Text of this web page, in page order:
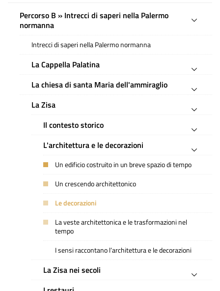
Percorso B » Intrecci di saperi nella Palermo
normanna
Intrecci di saperi nella Palermo normanna
La Cappella Palatina
La chiesa di santa Maria dell'ammiraglio
La Zisa
Il contesto storico
L'architettura e le decorazioni
Un edificio costruito in un breve spazio di tempo
Un crescendo architettonico
Le decorazioni
La veste architettonica e le trasformazioni nel
tempo
I sensi raccontano l’architettura e le decorazioni
La Zisa nei secoli